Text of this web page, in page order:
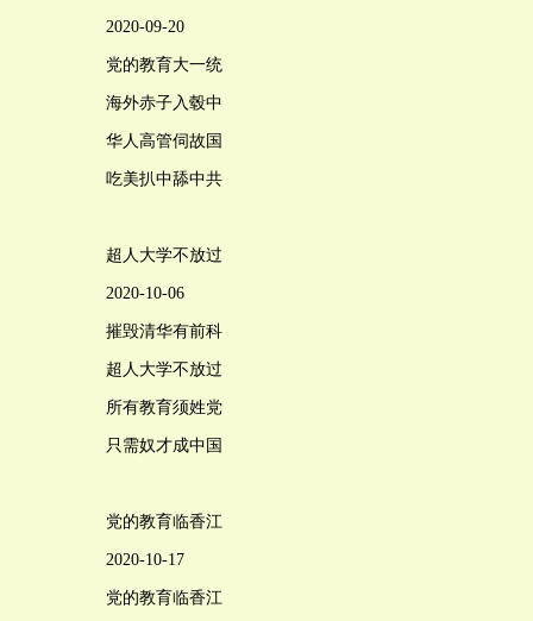
2020-09-20
党的教育大一统
海外赤子入毂中
华人高管伺故国
吃美扒中舔中共
超人大学不放过
2020-10-06
摧毁清华有前科
超人大学不放过
所有教育须姓党
只需奴才成中国
党的教育临香江
2020-10-17
党的教育临香江